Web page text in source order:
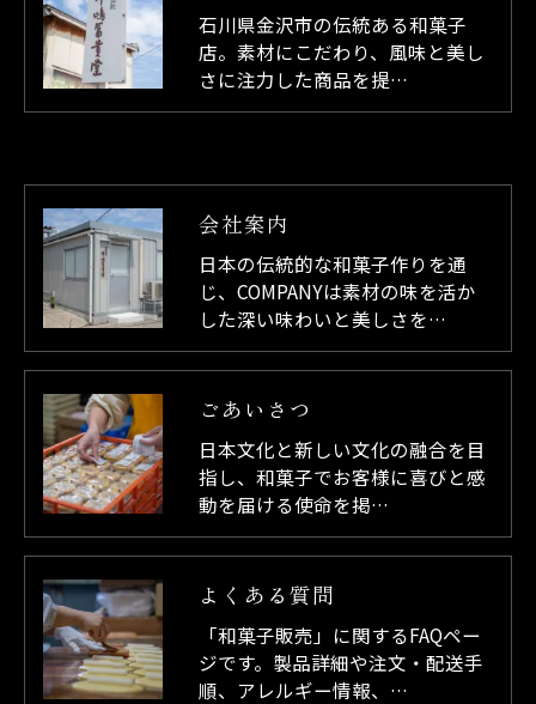
石川県金沢市の伝統ある和菓子
店。素材にこだわり、風味と美し
さに注力した商品を提…
会社案内
日本の伝統的な和菓子作りを通
じ、COMPANYは素材の味を活か
した深い味わいと美しさを…
ごあいさつ
日本文化と新しい文化の融合を目
指し、和菓子でお客様に喜びと感
動を届ける使命を掲…
よくある質問
「和菓子販売」に関するFAQペー
ジです。製品詳細や注文・配送手
順、アレルギー情報、…